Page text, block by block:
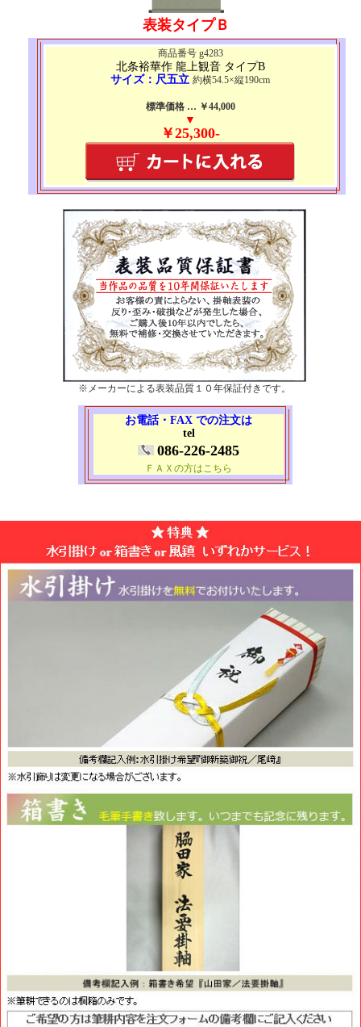
表装タイプＢ
商品番号 g4283
北条裕華作 龍上観音 タイプB
サイズ：尺五立 約横54.5×縦190cm
標準価格 … ￥44,000
▼
￥25,300-
※メーカーによる表装品質１０年保証付きです。
お電話・FAX での注文は
tel
086-226-2485
ＦＡＸの方はこちら